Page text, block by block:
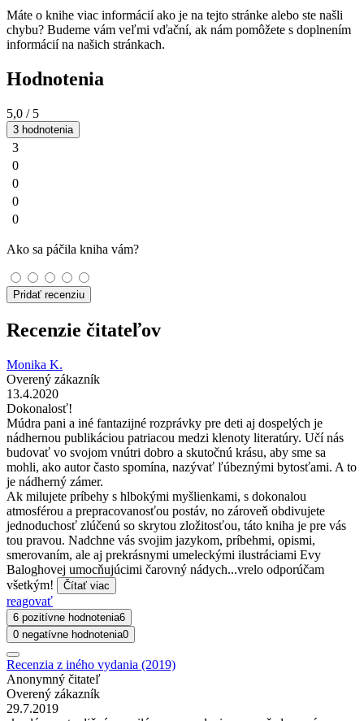
Máte o knihe viac informácií ako je na tejto stránke alebo ste našli
chybu? Budeme vám veľmi vďační, ak nám pomôžete s doplnením
informácií na našich stránkach.
Hodnotenia
5,0 / 5
3 hodnotenia
3
0
0
0
0
Ako sa páčila kniha vám?
Pridať recenziu
Recenzie čitateľov
Monika K.
Overený zákazník
13.4.2020
Dokonalosť!
Múdra pani a iné fantazijné rozprávky pre deti aj dospelých je
nádhernou publikáciou patriacou medzi klenoty literatúry. Učí nás
budovať vo svojom vnútri dobro a skutočnú krásu, aby sme sa
mohli, ako autor často spomína, nazývať ľúbeznými bytosťami. A to
je nádherný zámer.
Ak milujete príbehy s hlbokými myšlienkami, s dokonalou
atmosférou a prepracovanosťou postáv, no zároveň obdivujete
jednoduchosť zlúčenú so skrytou zložitosťou, táto kniha je pre vás
tou pravou. Nadchne vás svojim jazykom, príbehmi, opismi,
smerovaním, ale aj prekrásnymi umeleckými ilustráciami Evy
Baloghovej umocňujúcimi čarovný nádych...vrelo odporúčam
všetkým!
Čítať viac
reagovať
6 pozitívne hodnotenia6
0 negatívne hodnotenia0
Recenzia z iného vydania (2019)
Anonymný čitateľ
Overený zákazník
29.7.2019